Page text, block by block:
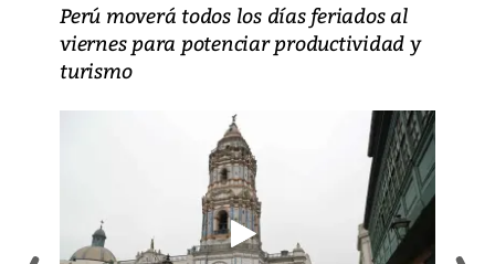
Perú moverá todos los días feriados al
viernes para potenciar productividad y
turismo